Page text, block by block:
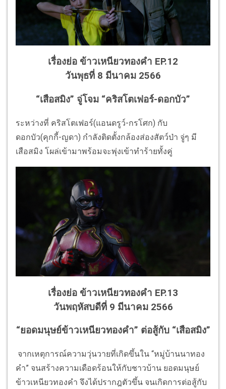
เรื่องย่อ ข้าวเหนียวทองคำ EP.12
วันพุธที่ 8 มีนาคม 2566
“เสือสมิง” จู่โจม “คริสโตเฟอร์-ดอกบัว”
ระหว่างที่ คริสโตเฟอร์(แอนดรูว์-กรโศก) กับ
ดอกบัว(คุกกี้-ญดา) กำลังติดตั้งกล้องส่องสัตว์ป่า จู่ๆ มี
เสือสมิง โผล่เข้ามาพร้อมจะพุ่งเข้าทำร้ายทั้งคู่
เรื่องย่อ ข้าวเหนียวทองคำ EP.13
วันพฤหัสบดีที่ 9 มีนาคม 2566
“ยอดมนุษย์ข้าวเหนียวทองคำ” ต่อสู้กับ “เสือสมิง”
จากเหตุการณ์ความวุ่นวายที่เกิดขึ้นใน “หมู่บ้านนาทอง
คำ” จนสร้างความเดือดร้อนให้กับชาวบ้าน ยอดมนุษย์
ข้าวเหนียวทองคำ จึงได้ปรากฎตัวขึ้น จนเกิดการต่อสู้กับ